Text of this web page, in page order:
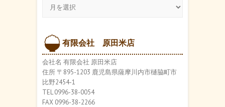
ブ
有限会社 原田米店
会社名 有限会社 原田米店
住所 〒895-1203 鹿児島県薩摩川内市樋脇町市
比野2454-1
TEL 0996-38-0054
FAX 0996-38-2266